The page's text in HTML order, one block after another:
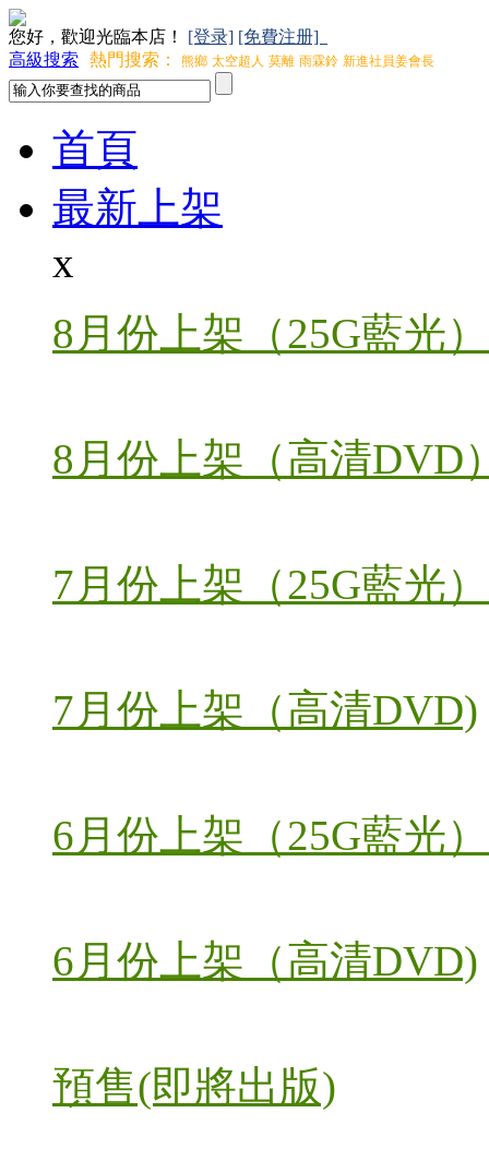
您好，歡迎光臨本店！ [登录] [免費注册]
高級搜索
熱門搜索： 熊鄉 太空超人 莫離 雨霖鈴 新進社員姜會長
首頁
最新上架
x
8月份上架（25G藍光）
8月份上架（高清DVD
7月份上架（25G藍光）
7月份上架（高清DVD)
6月份上架（25G藍光）
6月份上架（高清DVD)
預售(即將出版)